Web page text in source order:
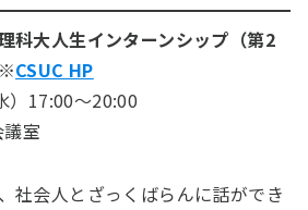
大人生インターンシップ（第2
CSUC HP
）17:00～20:00
室
社会人とざっくばらんに話ができ